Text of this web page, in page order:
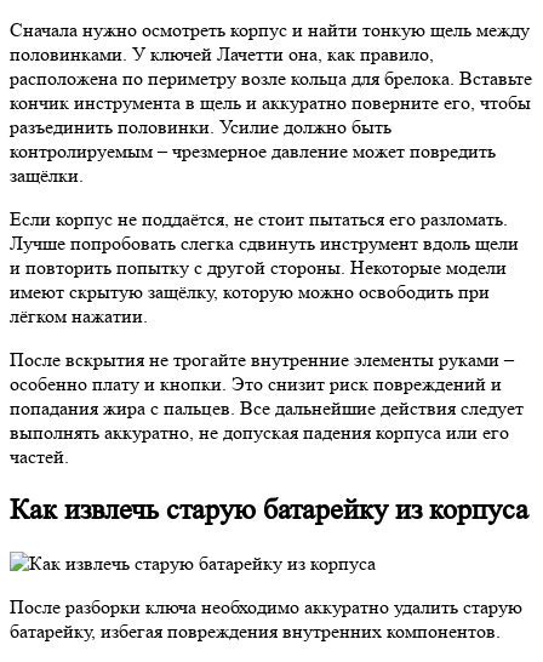
Сначала нужно осмотреть корпус и найти тонкую щель между
половинками. У ключей Лачетти она, как правило,
расположена по периметру возле кольца для брелока. Вставьте
кончик инструмента в щель и аккуратно поверните его, чтобы
разъединить половинки. Усилие должно быть
контролируемым – чрезмерное давление может повредить
защёлки.
Если корпус не поддаётся, не стоит пытаться его разломать.
Лучше попробовать слегка сдвинуть инструмент вдоль щели
и повторить попытку с другой стороны. Некоторые модели
имеют скрытую защёлку, которую можно освободить при
лёгком нажатии.
После вскрытия не трогайте внутренние элементы руками –
особенно плату и кнопки. Это снизит риск повреждений и
попадания жира с пальцев. Все дальнейшие действия следует
выполнять аккуратно, не допуская падения корпуса или его
частей.
Как извлечь старую батарейку из корпуса
После разборки ключа необходимо аккуратно удалить старую
батарейку, избегая повреждения внутренних компонентов.